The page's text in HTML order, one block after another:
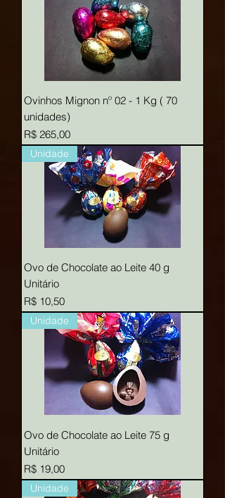
Ovinhos Mignon nº 02 - 1 Kg ( 70
unidades)
Preço
R$ 265,00
Unidade
Ovo de Chocolate ao Leite 40 g
Unitário
Preço
R$ 10,50
Unidade
Ovo de Chocolate ao Leite 75 g
Unitário
Preço
R$ 19,00
Unidade